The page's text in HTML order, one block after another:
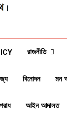
রাজনীতি
বিনোদন মন
আইন আদালত